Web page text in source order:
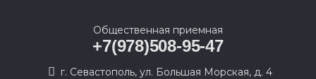
Общественная приемная
+7(978)508-95-47
г. Севастополь, ул. Большая Морская, д. 4